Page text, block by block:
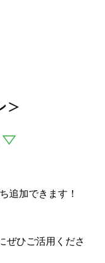
＞
▽
追加できます！
ぜひご活用くださ